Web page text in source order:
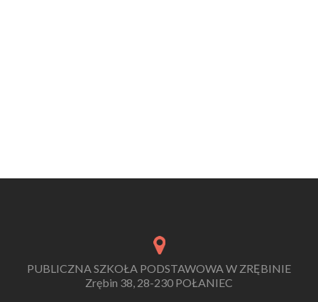
PUBLICZNA SZKOŁA PODSTAWOWA W ZRĘBINIE
Zrębin 38, 28-230 POŁANIEC